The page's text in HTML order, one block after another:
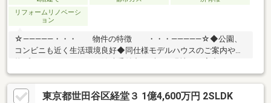
リフォームリノベーシ
ョン
☆―――――・・・ 物件の特徴 ・・・―――――☆◆公園、
コンビニも近く生活環境良好◆同仕様モデルハウスのご案内や建
いただきます！☆―――――・・・ ―☆― ・・・―――――☆
東京都世田谷区経堂３ 1億4,600万円 2SLDK